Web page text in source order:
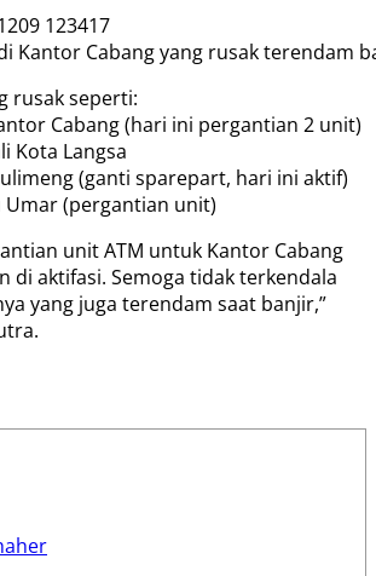
Kantor Cabang yang rusak terendam
rusak seperti:
Cabang (hari ini pergantian 2 unit)
Kota Langsa
(ganti sparepart, hari ini aktif)
Umar (pergantian unit)
unit ATM untuk Kantor Cabang
di aktifasi. Semoga tidak terkendala
yang juga terendam saat banjir,”